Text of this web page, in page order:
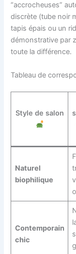
“accrocheuses”
discrète (tube noir
tapis épais ou un
démonstrative par
toute la différence.
Tableau de
Style de salon
Naturel
biophilique
Contemporain
chic